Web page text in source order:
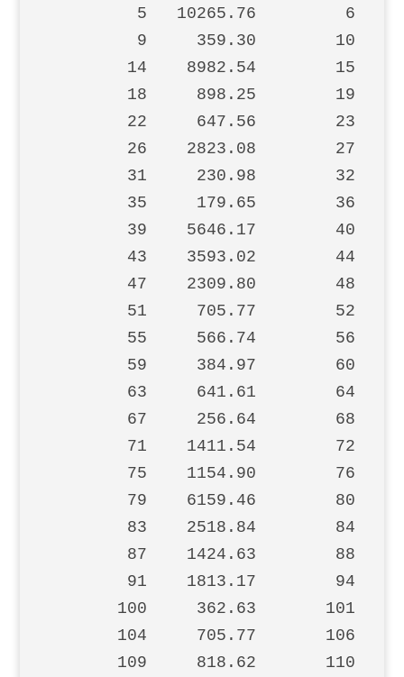
5   10265.76         6
9     359.30        10
14    8982.54        15
18     898.25        19
22     647.56        23
26    2823.08        27
31     230.98        32
35     179.65        36
39    5646.17        40
43    3593.02        44
47    2309.80        48
51     705.77        52
55     566.74        56
59     384.97        60
63     641.61        64
67     256.64        68
71    1411.54        72
75    1154.90        76
79    6159.46        80
83    2518.84        84
87    1424.63        88
91    1813.17        94
100     362.63       101
104     705.77       106
109     818.62       110